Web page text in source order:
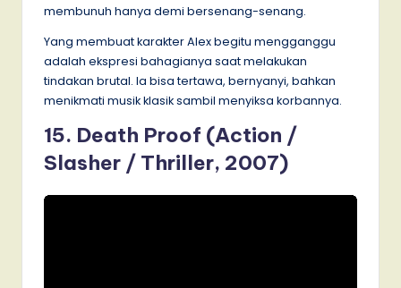
membunuh hanya demi bersenang-senang.
Yang membuat karakter Alex begitu mengganggu
adalah ekspresi bahagianya saat melakukan
tindakan brutal. Ia bisa tertawa, bernyanyi, bahkan
menikmati musik klasik sambil menyiksa korbannya.
15. Death Proof (Action /
Slasher / Thriller, 2007)